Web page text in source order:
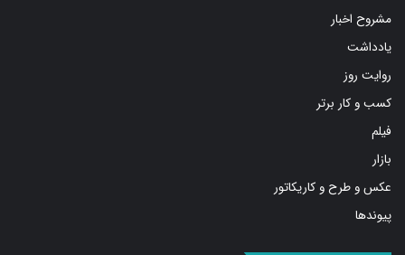
یادداشت
روایت روز
کسب و کار برتر
فیلم
بازار
عکس و طرح و کاریکاتور
پیوندها